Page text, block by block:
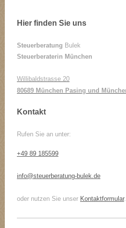
Hier finden Sie uns
Steuerberatung Bulek
Steuerberaterin München
Willibaldstrasse 20
80689 München Pasing und
Kontakt
Rufen Sie an unter:
+49 89 185599
info@steuerberatung-bulek.de
oder nutzen Sie unser Kontaktformular.